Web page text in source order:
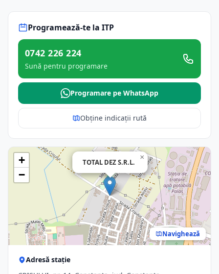
Programează-te la ITP
0742 226 224
Sună pentru programare
Programare pe WhatsApp
Obține indicații rută
TOTAL DEZ S.R.L.
×
+
−
Navighează
Adresă stație